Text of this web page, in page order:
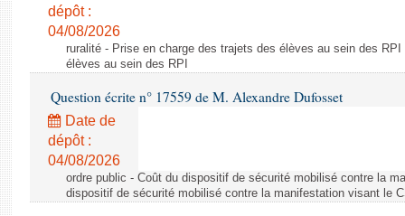
dépôt :
04/08/2026
ruralité - Prise en charge des trajets des élèves au sein des
élèves au sein des RPI
Question écrite n° 17559 de M. Alexandre Dufosset
Date de
dépôt :
04/08/2026
ordre public - Coût du dispositif de sécurité mobilisé contre la
dispositif de sécurité mobilisé contre la manifestation visant le